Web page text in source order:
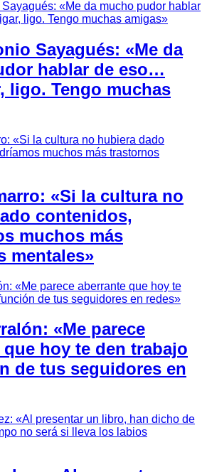
Sayagués: «Me da
hablar de eso…
ligo. Tengo muchas
«Si la cultura no
contenidos,
muchos más
mentales»
«Me parece
que hoy te den trabajo
de tus seguidores en